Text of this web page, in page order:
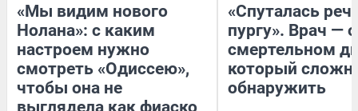
«Мы видим нового
Нолана»: с каким
настроем нужно
смотреть «Одиссею»,
чтобы она не
выглядела как фиаско
«Спуталась
пургу». Врач — о
смертельном
который
обнаружить